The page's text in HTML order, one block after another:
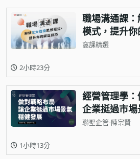
職場溝通課
模式，提升
窩課精選
2小時23分
經營管理學
企業挺過市
聯聖企管-陳宗賢
1小時13分